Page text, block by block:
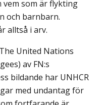
som är flykting
och barnbarn.
alltså i arv.
United Nations
av FN:s
bildande har UNHCR
med undantag för